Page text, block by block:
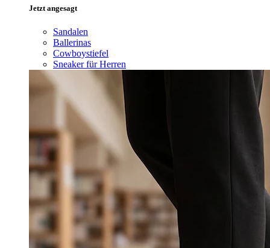
Jetzt angesagt
Sandalen
Ballerinas
Cowboystiefel
Sneaker für Herren